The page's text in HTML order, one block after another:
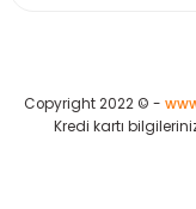
Copyright 2022 © -
Kredi kartı